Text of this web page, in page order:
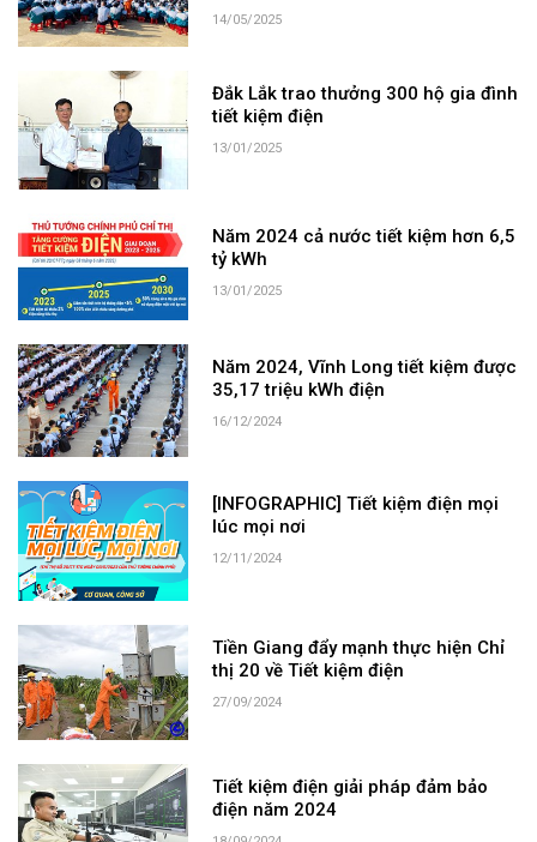
14/05/2025
Đắk Lắk trao thưởng 300 hộ gia đình
tiết kiệm điện
13/01/2025
Năm 2024 cả nước tiết kiệm hơn 6,5
tỷ kWh
13/01/2025
Năm 2024, Vĩnh Long tiết kiệm được
35,17 triệu kWh điện
16/12/2024
[INFOGRAPHIC] Tiết kiệm điện mọi
lúc mọi nơi
12/11/2024
Tiền Giang đẩy mạnh thực hiện Chỉ
thị 20 về Tiết kiệm điện
27/09/2024
Tiết kiệm điện giải pháp đảm bảo
điện năm 2024